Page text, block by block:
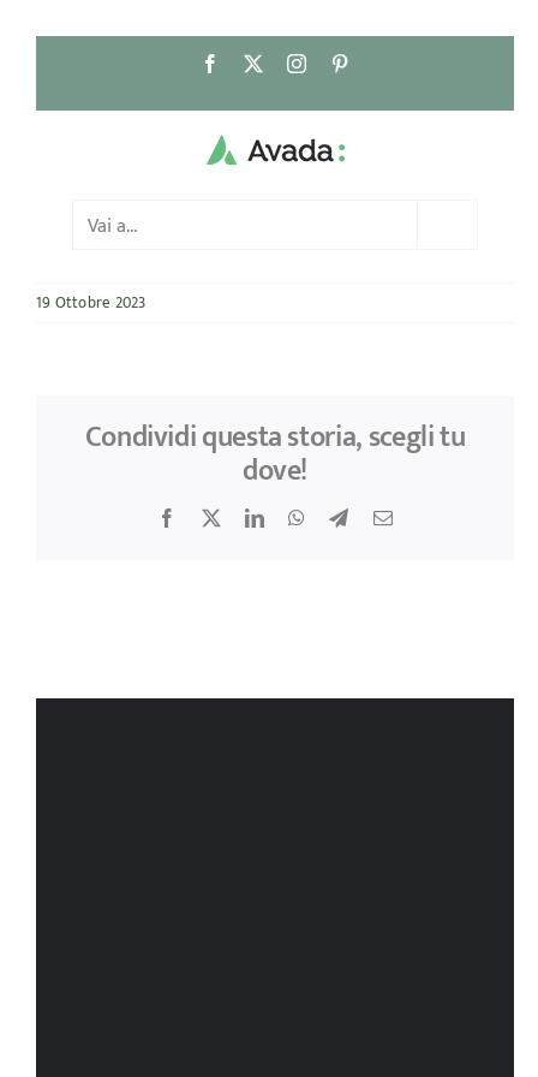
contenuto
Facebook Instagram
Vai a...
19 Ottobre 2023
Condividi questa storia, scegli tu
dove!
Facebook
X LinkedInWhatsApp
TelegramEmail